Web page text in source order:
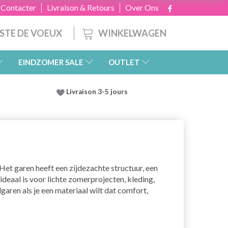
Over Ons
Livraison & Retours
WINKELWAGEN
DE VOEUX
EINDZOMER SALE OUTLET
Livraison 3-5 jours
garen heeft een zijdezachte structuur, een
is voor lichte zomerprojecten, kleding,
als je een materiaal wilt dat comfort,